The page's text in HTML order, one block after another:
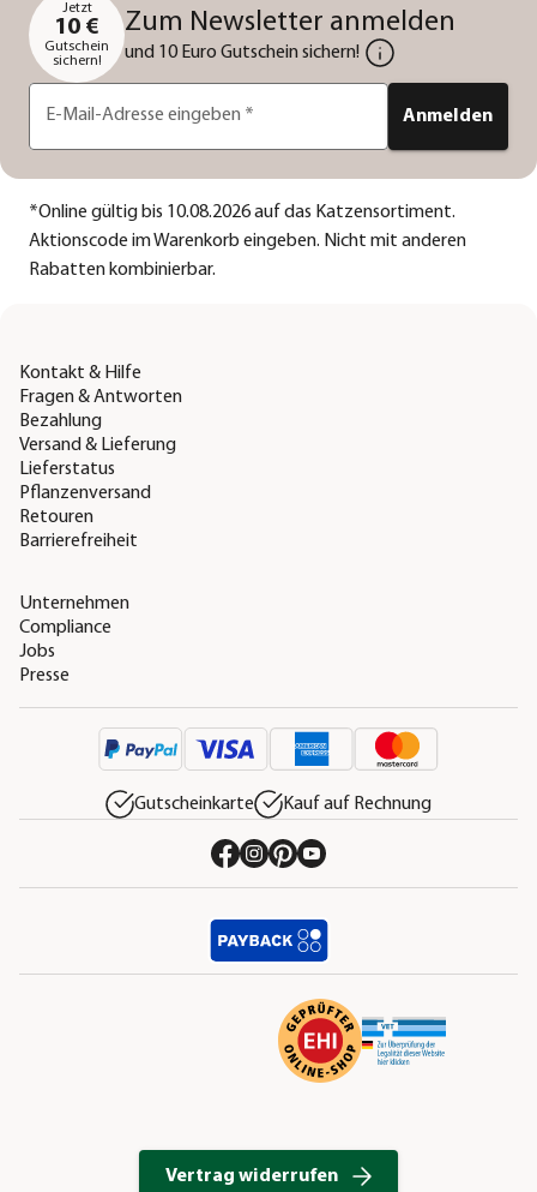
Jetzt
10 €
Gutschein
sichern!
Zum Newsletter anmelden
und 10 Euro Gutschein sichern!
E-Mail-Adresse eingeben * Anmelden
*Online gültig bis 10.08.2026 auf das Katzensortiment.
Aktionscode im Warenkorb eingeben. Nicht mit anderen
Rabatten kombinierbar.
Kontakt & Hilfe
Fragen & Antworten
Bezahlung
Versand & Lieferung
Lieferstatus
Pflanzenversand
Retouren
Barrierefreiheit
Unternehmen
Compliance
Jobs
Presse
Gutscheinkarte Kauf auf Rechnung
Vertrag widerrufen